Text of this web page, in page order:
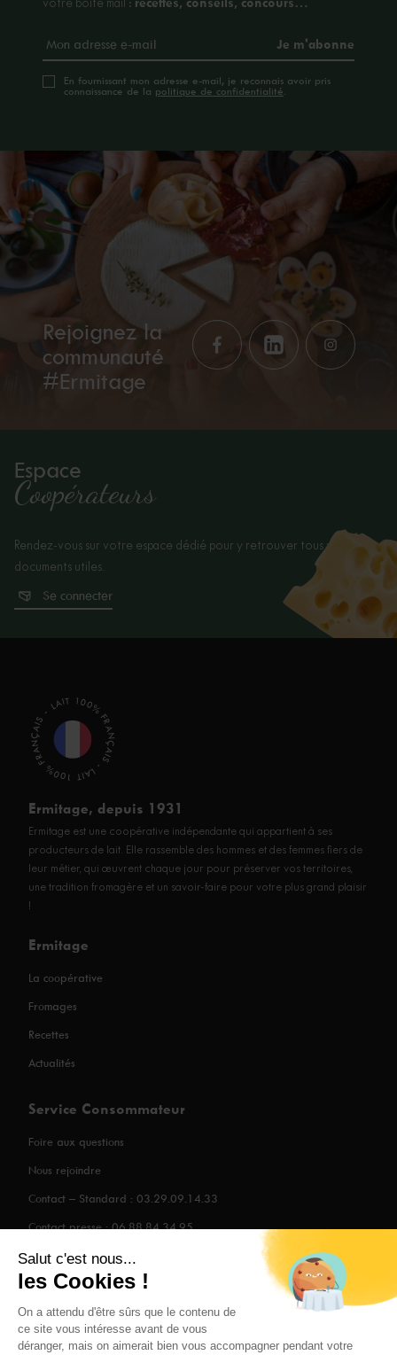
votre boîte mail :
En fournissant mon adresse e-mail, je reconnais avoir pris
connaissance de la politique de confidentialité.
Rejoignez la
communauté
#Ermitage
Espace
Coopérateurs
Rendez-vous sur votre espace dédié pour y retrouver tous vos
documents utiles.
Se connecter
LAIT 100% FRANÇAIS - LAIT 100% FRANÇAIS -
Ermitage, depuis 1931
Ermitage est une coopérative indépendante qui appartient à ses
producteurs de lait. Elle rassemble des hommes et des femmes fiers de
leur métier, qui œuvrent chaque jour pour préserver vos territoires,
une tradition fromagère et un savoir-faire pour votre plus grand plaisir
!
Ermitage
La coopérative
Fromages
Recettes
Actualités
Service Consommateur
Foire aux questions
Nous rejoindre
Contact – Standard : 03.29.09.14.33
Contact presse : 06.88.84.34.95
Mentions légales
Politique de confidentialité
Salut c'est nous...
les Cookies !
On a attendu d'être sûrs que le contenu de
ce site vous intéresse avant de vous
déranger, mais on aimerait bien vous accompagner pendant votre